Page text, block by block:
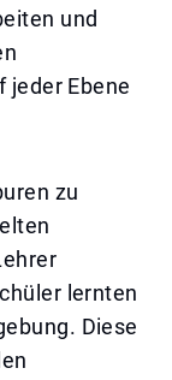
und
jeder Ebene
zu
lernten
Diese